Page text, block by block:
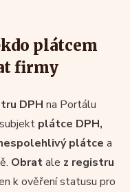
plátcem
firmy
DPH na Portálu
plátce DPH,
plátce a
Obratale z registru
k ověření statusu pro